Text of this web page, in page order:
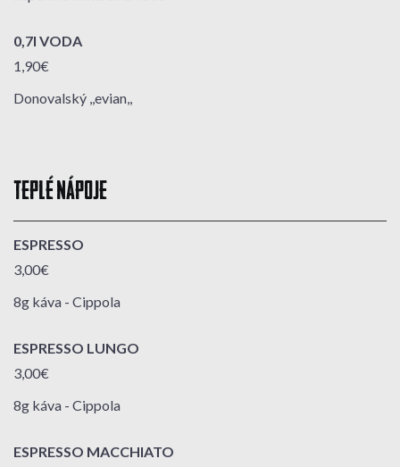
0,7l VODA
1,90€
Donovalský ,,evian,,
TEPLÉ NÁPOJE
ESPRESSO
3,00€
8g káva - Cippola
ESPRESSO LUNGO
3,00€
8g káva - Cippola
ESPRESSO MACCHIATO